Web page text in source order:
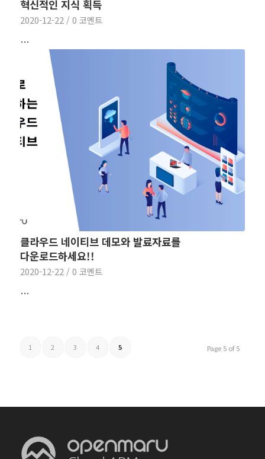
혁신적인 지식 획득
2020-12-22 / 0 코멘트
…
클라우드 네이티브 데모와 발료자료를
다운로드하세요!!
2020-12-22 / 0 코멘트
…
Page 5 of 5
1 2 3 4 5